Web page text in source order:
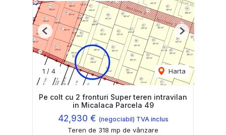
1 / 4 Harta
Previous Next
Pe colt cu 2 fronturi Super teren intravilan
in Micalaca Parcela 49
42,930 € (negociabil) TVA inclus
Teren de 318 mp de vânzare